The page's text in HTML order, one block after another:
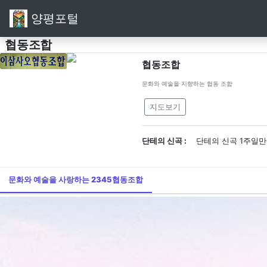
양평포털
협동조합
협동조합
문화와 예술을 지향하는 협동 조합
지도보기
단테의 신곡 : 단테의 신곡 1주일
문화와 예술을 사랑하는 2345협동조합